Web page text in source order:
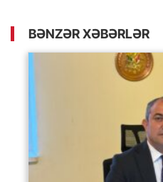
BƏNZƏR XƏBƏRLƏR